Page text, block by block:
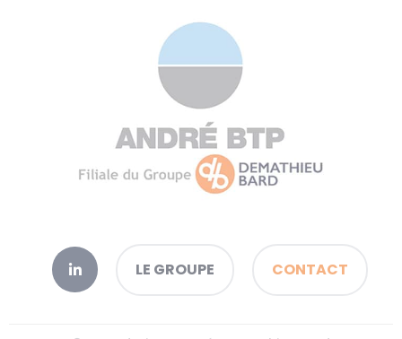
LE GROUPE CONTACT